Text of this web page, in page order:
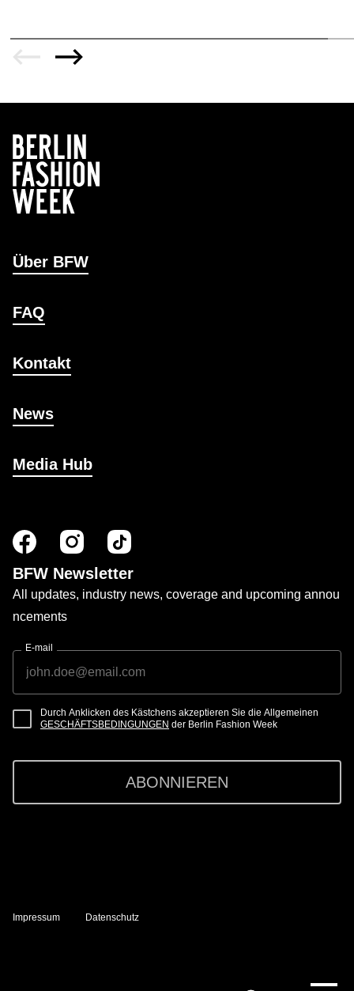
Über BFW
FAQ
Kontakt
News
Media Hub
BFW Newsletter
All updates, industry news, coverage and upcoming annou
ncements
E-mail
Durch Anklicken des Kästchens akzeptieren Sie die Allgemeinen
GESCHÄFTSBEDINGUNGEN der Berlin Fashion Week
ABONNIEREN
Impressum Datenschutz